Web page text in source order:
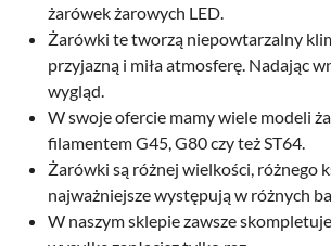
żarówek żarowych LED.
Żarówki te tworzą niepowtarzalny
przyjazną i miła atmosferę. Nadając
wygląd.
W swoje ofercie mamy wiele modeli
filamentem G45, G80 czy też ST64.
Żarówki są różnej wielkości, różnego
najważniejsze występują w różnych
W naszym sklepie zawsze